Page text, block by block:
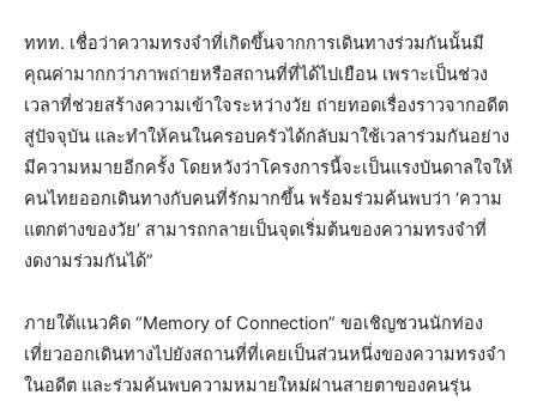
ททท. เชื่อว่าความทรงจำที่เกิดขึ้นจากการเดินทางร่วมกันนั้นมี
คุณค่ามากกว่าภาพถ่ายหรือสถานที่ที่ได้ไปเยือน เพราะเป็นช่วง
เวลาที่ช่วยสร้างความเข้าใจระหว่างวัย ถ่ายทอดเรื่องราวจากอดีต
สู่ปัจจุบัน และทำให้คนในครอบครัวได้กลับมาใช้เวลาร่วมกันอย่าง
มีความหมายอีกครั้ง โดยหวังว่าโครงการนี้จะเป็นแรงบันดาลใจให้
คนไทยออกเดินทางกับคนที่รักมากขึ้น พร้อมร่วมค้นพบว่า ‘ความ
แตกต่างของวัย’ สามารถกลายเป็นจุดเริ่มต้นของความทรงจำที่
งดงามร่วมกันได้”
ภายใต้แนวคิด “Memory of Connection” ขอเชิญชวนนักท่อง
เที่ยวออกเดินทางไปยังสถานที่ที่เคยเป็นส่วนหนึ่งของความทรงจำ
ในอดีต และร่วมค้นพบความหมายใหม่ผ่านสายตาของคนรุ่น